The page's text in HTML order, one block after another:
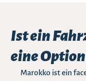
Ist ein
eine
Marokko ist ein